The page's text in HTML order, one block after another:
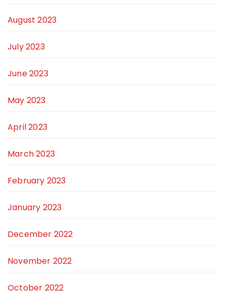
August 2023
July 2023
June 2023
May 2023
April 2023
March 2023
February 2023
January 2023
December 2022
November 2022
October 2022